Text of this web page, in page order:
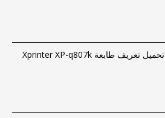
تحميل تعريف طابعة Xprinter XP-q807k